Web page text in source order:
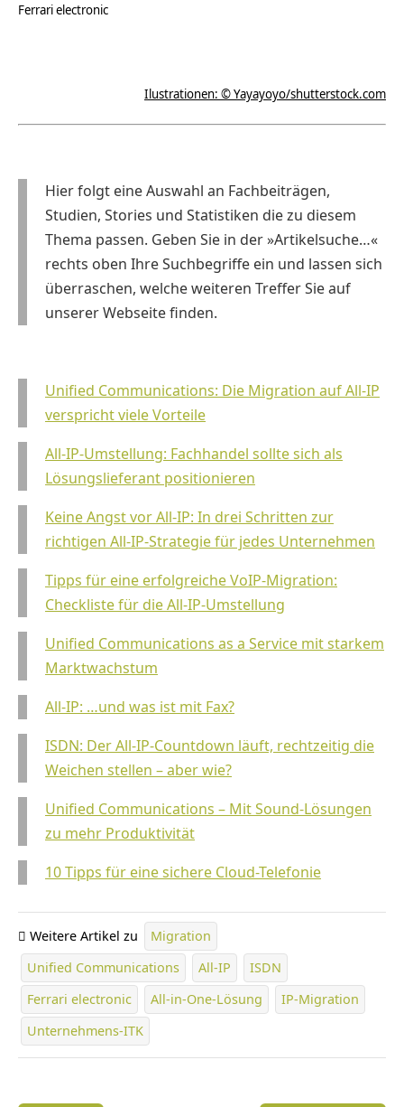
Ferrari electronic
Ilustrationen: © Yayayoyo/shutterstock.com
Hier folgt eine Auswahl an Fachbeiträgen,
Studien, Stories und Statistiken die zu diesem
Thema passen. Geben Sie in der »Artikelsuche…«
rechts oben Ihre Suchbegriffe ein und lassen sich
überraschen, welche weiteren Treffer Sie auf
unserer Webseite finden.
Unified Communications: Die Migration auf All-IP
verspricht viele Vorteile
All-IP-Umstellung: Fachhandel sollte sich als
Lösungslieferant positionieren
Keine Angst vor All-IP: In drei Schritten zur
richtigen All-IP-Strategie für jedes Unternehmen
Tipps für eine erfolgreiche VoIP-Migration:
Checkliste für die All-IP-Umstellung
Unified Communications as a Service mit starkem
Marktwachstum
All-IP: …und was ist mit Fax?
ISDN: Der All-IP-Countdown läuft, rechtzeitig die
Weichen stellen – aber wie?
Unified Communications – Mit Sound-Lösungen
zu mehr Produktivität
10 Tipps für eine sichere Cloud-Telefonie
Weitere Artikel zu
Migration
Unified Communications
All-IP
ISDN
Ferrari electronic
All-in-One-Lösung
IP-Migration
Unternehmens-ITK